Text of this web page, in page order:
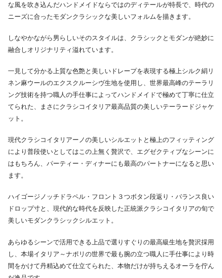
な風を吹き込んだハンドメイドならではのディテールが特長で、時代の
ニーズに合ったモダンクラシックな美しいフォルムを描きます。
しなやかながら男らしいそのスタイルは、クラシックとモダンが絶妙に
融合しオリジナリティ溢れています。
一見して分かる上質な色艶と美しいドレープを表現する極上シルク絹リ
ネン麻ウールのエクスクルーシヴ生地を使用し、世界最高峰のテーラリ
ング技術を持つ職人の手仕事によってハンドメイドで極めて丁寧に仕立
てられた、まさにクラシコイタリア最高品質の美しいテーラードジャケ
ット。
現代クラシコイタリアーノの美しいシルエットと極上のフィッティング
により普段使いとしてはこの上無く贅沢で、エグゼクティブなシーンに
はもちろん、パーティー・ディナーにも最高のパートナーになると思い
ます。
ハイゴージノッチドラペル・フロント３つボタン段返り・バランス良い
ドロップ寸と、現代的な時代を反映した正統派クラシコイタリアの旬で
美しいモダンクラシックシルエット。
あらゆるシーンで活用できる上品で選りすぐりの最高級生地を贅沢採用
し、本場イタリア～ナポリの世界で最も腕の立つ職人に手仕事により時
間をかけて丹精込めて仕立てられた、本物だけが持ちえるオーラを佇ん